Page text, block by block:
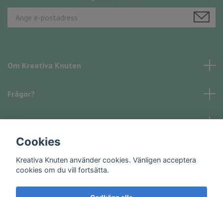
Om Kreativa Knuten
Frågor?
Läs mer
Cookies
Kreativa Knuten använder cookies. Vänligen acceptera
cookies om du vill fortsätta.